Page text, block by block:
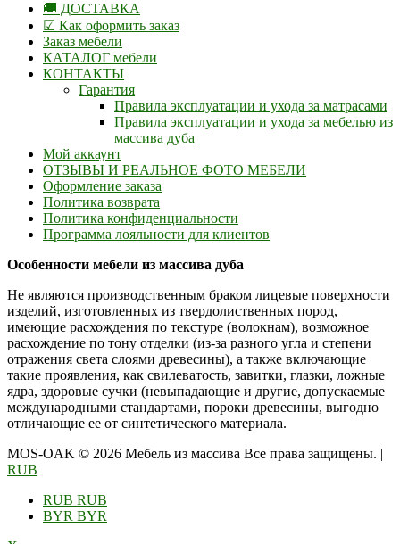
🚚 ДОСТАВКА
☑ Как оформить заказ
Заказ мебели
КАТАЛОГ мебели
КОНТАКТЫ
Гарантия
Правила эксплуатации и ухода за матрасами
Правила эксплуатации и ухода за мебелью из
массива дуба
Мой аккаунт
ОТЗЫВЫ И РЕАЛЬНОЕ ФОТО МЕБЕЛИ
Оформление заказа
Политика возврата
Политика конфиденциальности
Программа лояльности для клиентов
Особенности мебели из массива дуба
Не являются производственным браком лицевые поверхности
изделий, изготовленных из твердолиственных пород,
имеющие расхождения по текстуре (волокнам), возможное
расхождение по тону отделки (из-за разного угла и степени
отражения света слоями древесины), а также включающие
такие проявления, как свилеватость, завитки, глазки, ложные
ядра, здоровые сучки (невыпадающие и другие, допускаемые
международными стандартами, пороки древесины, выгодно
отличающие ее от синтетического материала.
MOS-OAK © 2026 Мебель из массива Все права защищены. |
RUB
RUB RUB
BYR BYR